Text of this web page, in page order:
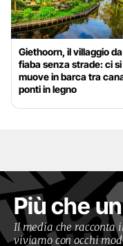
Giethoorn, il villaggio da
fiaba senza strade: ci si
muove in barca tra
ponti in legno
Più che
Il media che racconta
viviamo con occhi